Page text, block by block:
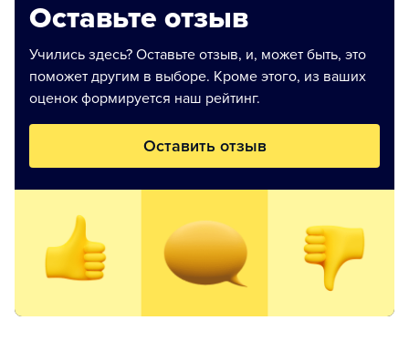
Оставьте отзыв
Учились здесь? Оставьте отзыв, и, может быть, это
поможет другим в выборе. Кроме этого, из ваших
оценок формируется наш рейтинг.
Оставить отзыв